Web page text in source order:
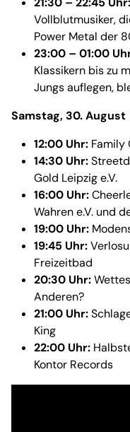
Vollblutmusiker,
Power Metal der
23:00 – 01:00
Klassikern bis zu
Jungs auflegen,
Samstag, 30. August
12:00 Uhr: Family
14:30 Uhr:
Gold Leipzig e.V.
16:00 Uhr:
Wahren e.V. und
19:00 Uhr:
19:45 Uhr:
Freizeitbad
20:30 Uhr:
Anderen?
21:00 Uhr:
King
22:00 Uhr:
Kontor Records